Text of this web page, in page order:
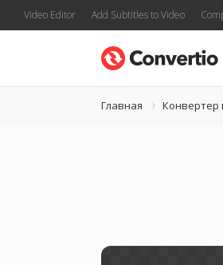
Video Editor Add Subtitles to Video
Главная Конвертер